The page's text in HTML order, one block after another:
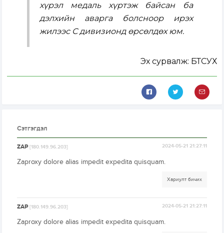
хүрэл медаль хүртэж байсан ба
дэлхийн аварга болсноор ирэх
жилээс С дивизионд өрсөлдөх юм.
Эх сурвалж: БТСУХ
Сэтгэгдэл
ZAP[180.149.96.203] 2024-05-21 21:27:11
Zaproxy dolore alias impedit expedita quisquam.
Хариулт бичих
ZAP[180.149.96.203] 2024-05-21 21:27:11
Zaproxy dolore alias impedit expedita quisquam.